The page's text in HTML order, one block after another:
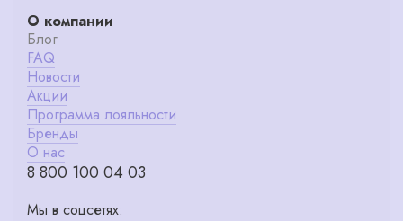
О компании
Блог
FAQ
Новости
Акции
Программа лояльности
Бренды
О нас
8 800 100 04 03
Мы в соцсетях: